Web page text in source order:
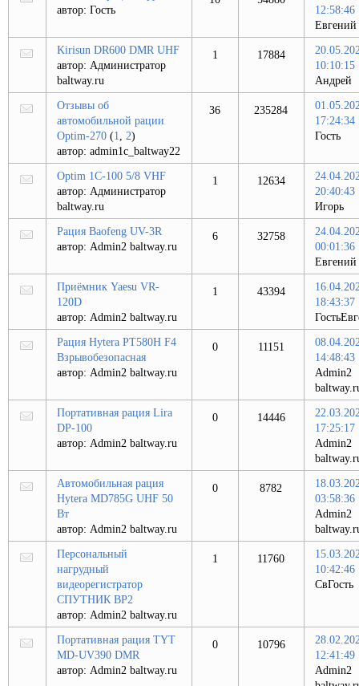
автор: Гость
12:58:46
Евгений
Kirisun DR600 DMR UHF
автор: Администратор
baltway.ru
1 17884
10:10:15
Андрей
Отзывы об
автомобильной рации
Optim-270 (1 2)
автор: admin1c_baltway22
36 235284
17:24:34
Гость
Optim 1C-100 5/8 VHF
автор: Администратор
baltway.ru
1 12634
20:40:43
Игорь
Рация Baofeng UV-3R
автор: Admin2 baltway.ru
6 32758
00:01:36
Евгений
Приёмник Yaesu VR-
120D
автор: Admin2 baltway.ru
1 43394
18:43:37
Рация Hytera PT580H F4
Взрывобезопасная
автор: Admin2 baltway.ru
0 11151
14:48:43
Admin2
Портативная рация Lira
DP-100
автор: Admin2 baltway.ru
0 14446
17:25:17
Admin2
Автомобильная рация
Hytera MD785G UHF 50
Вт
автор: Admin2 baltway.ru
0 8782
03:58:36
Admin2
Персональный
нагрудный
видеорегистратор
СПУТНИК ВР2
автор: Admin2 baltway.ru
1 11760
10:42:46
СвГость
Портативная рация TYT
MD-UV390 DMR
автор: Admin2 baltway.ru
0 10796
12:41:49
Admin2